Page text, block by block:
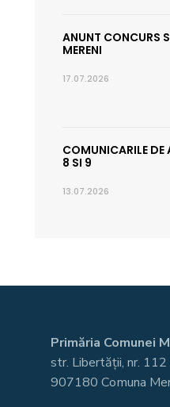
ANUNT CONCURS
MERENI
17.07.2026
COMUNICARILE DE
8 SI 9
13.07.2026
Primăria Comunei
str. Libertății, nr. 112
907180 Comuna